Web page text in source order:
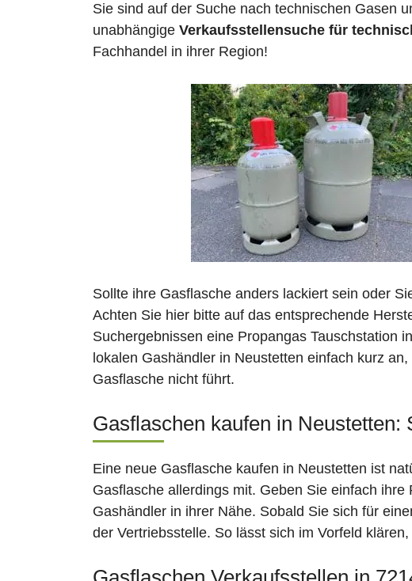
Sie sind auf der Suche nach technischen Gasen
unabhängige Verkaufsstellensuche für
Fachhandel in ihrer Region!
Sollte ihre Gasflasche anders lackiert sein oder
Achten Sie hier bitte auf das entsprechende
Suchergebnissen eine Propangas Tauschstation
lokalen Gashändler in Neustetten einfach kurz
Gasflasche nicht führt.
Gasflaschen kaufen in Neustetten:
Eine neue Gasflasche kaufen in Neustetten ist
Gasflasche allerdings mit. Geben Sie einfach
Gashändler in ihrer Nähe. Sobald Sie sich für
der Vertriebsstelle. So lässt sich im Vorfeld